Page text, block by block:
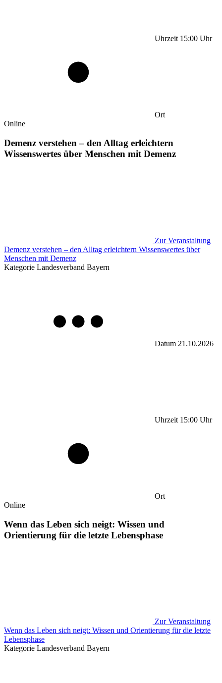
Uhrzeit 15:00 Uhr
Ort
Online
Demenz verstehen – den Alltag erleichtern
Wissenswertes über Menschen mit Demenz
Zur Veranstaltung
Demenz verstehen – den Alltag erleichtern Wissenswertes über
Menschen mit Demenz
Kategorie Landesverband Bayern
Datum 21.10.2026
Uhrzeit 15:00 Uhr
Ort
Online
Wenn das Leben sich neigt: Wissen und
Orientierung für die letzte Lebensphase
Zur Veranstaltung
Wenn das Leben sich neigt: Wissen und Orientierung für die letzte
Lebensphase
Kategorie Landesverband Bayern